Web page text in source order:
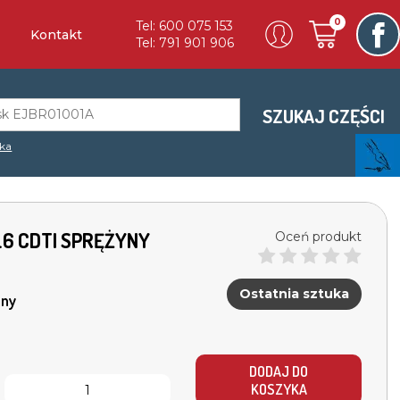
Kontakt
Tel: 600 075 153
Tel: 791 901 906
0
SZUKAJ CZĘŚCI
CDTI SPRĘŻYNY
Oceń produkt
Ostatnia sztuka
DODAJ DO
KOSZYKA